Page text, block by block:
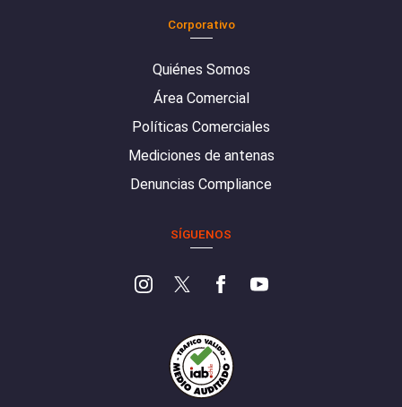
Corporativo
Quiénes Somos
Área Comercial
Políticas Comerciales
Mediciones de antenas
Denuncias Compliance
SÍGUENOS